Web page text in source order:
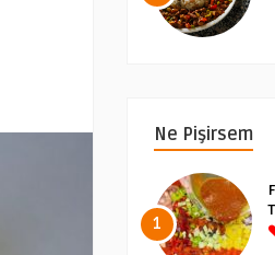
Ne Pişirsem
1